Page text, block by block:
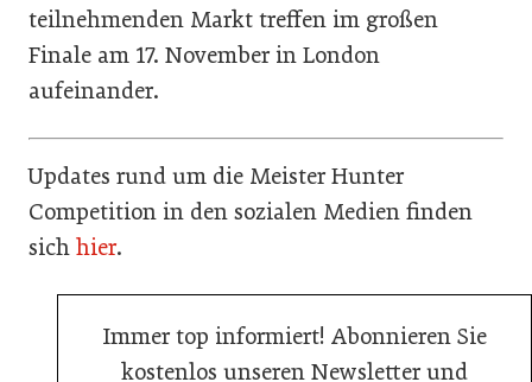
teilnehmenden Markt treffen im großen
Finale am 17. November in London
aufeinander.
Updates rund um die Meister Hunter
Competition in den sozialen Medien finden
sich hier.
Immer top informiert! Abonnieren Sie
kostenlos unseren Newsletter und